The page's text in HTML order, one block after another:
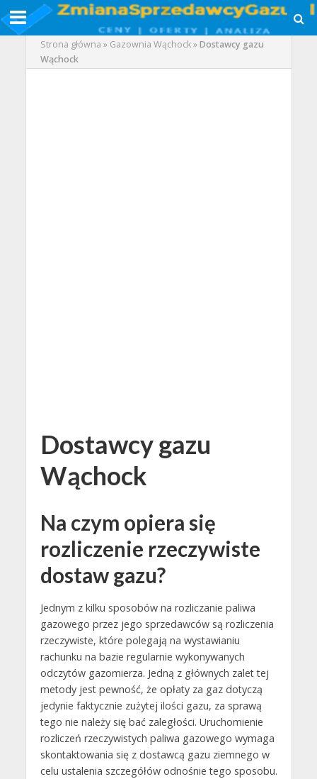
Strona główna » Gazownia Wąchock»Dostawcy gazu
Wąchock
Dostawcy gazu
Wąchock
Na czym opiera się
rozliczenie rzeczywiste
dostaw gazu?
Jednym z kilku sposobów na rozliczanie paliwa
gazowego przez jego sprzedawców są rozliczenia
rzeczywiste, które polegają na wystawianiu
rachunku na bazie regularnie wykonywanych
odczytów gazomierza. Jedną z głównych zalet tej
metody jest pewność, że opłaty za gaz dotyczą
jedynie faktycznie zużytej ilości gazu, za sprawą
tego nie należy się bać zaległości. Uruchomienie
rozliczeń rzeczywistych paliwa gazowego wymaga
skontaktowania się z dostawcą gazu ziemnego w
celu ustalenia szczegółów odnośnie tego sposobu.